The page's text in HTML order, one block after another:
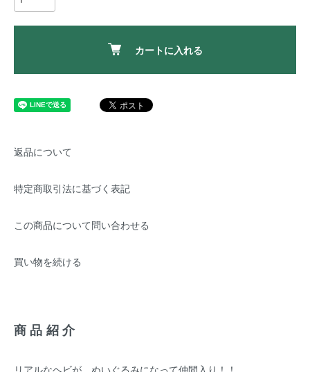
カートに入れる
返品について
特定商取引法に基づく表記
この商品について問い合わせる
買い物を続ける
商品紹介
リアルなヘビが、ぬいぐるみになって仲間入り！！